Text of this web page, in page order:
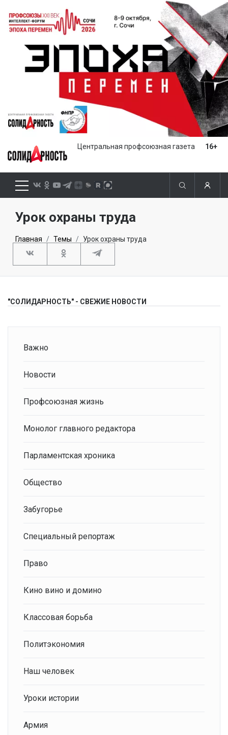
Центральная профсоюзная газета 16+
Урок охраны труда
Главная Темы Урок охраны труда
"СОЛИДАРНОСТЬ" - СВЕЖИЕ НОВОСТИ
Важно
Новости
Профсоюзная жизнь
Монолог главного редактора
Парламентская хроника
Общество
Забугорье
Специальный репортаж
Право
Кино вино и домино
Классовая борьба
Политэкономия
Наш человек
Уроки истории
Армия